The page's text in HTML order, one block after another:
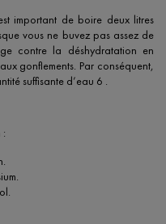
important de boire deux litres
vous ne buvez pas assez de
contre la déshydratation en
gonflements. Par conséquent,
suffisante d’eau 6 .
: